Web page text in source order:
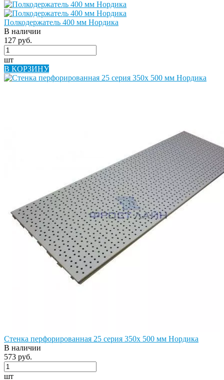
Полкодержатель 400 мм Нордика
В наличии
127 руб.
шт
В КОРЗИНУ
Стенка перфорированная 25 серия 350х 500 мм Нордика
В наличии
573 руб.
шт